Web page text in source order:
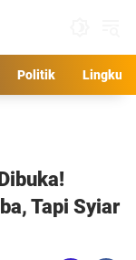
Politik
Tapi Syiar